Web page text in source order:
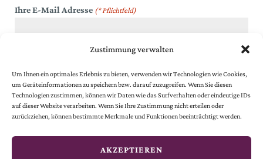
Zustimmung verwalten
Um Ihnen ein optimales Erlebnis zu bieten, verwenden wir Technologien wie Cookies,
um Geräteinformationen zu speichern bzw. darauf zuzugreifen. Wenn Sie diesen
Technologien zustimmen, können wir Daten wie das Surfverhalten oder eindeutige IDs
auf dieser Website verarbeiten. Wenn Sie Ihre Zustimmung nicht erteilen oder
zurückziehen, können bestimmte Merkmale und Funktionen beeinträchtigt werden.
AKZEPTIEREN
Ihre E-Mail Adresse (* Pflichtfeld)
Ich akzeptiere dieDatenschutzbestimmungen.